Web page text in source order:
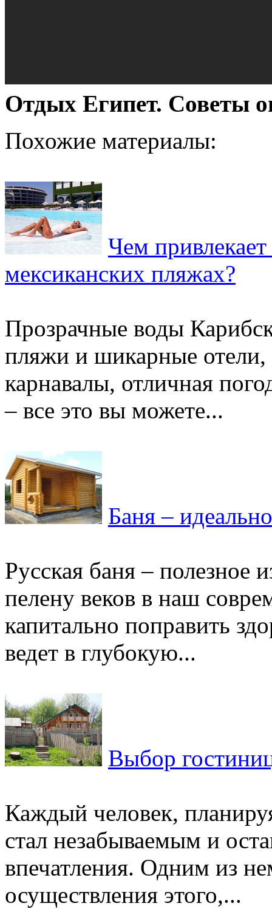
Отдых Египет. Советы
Похожие материалы:
Чем
мексиканских пляжах?
Прозрачные воды
пляжи и шикарные отели,
карнавалы, отличная
– все это вы можете...
Баня –
Русская баня – полезное
пелену веков в наш
капитально поправить
ведет в глубокую...
Выбор
Каждый человек,
стал незабываемым и
впечатления. Одним из
осуществления этого,...